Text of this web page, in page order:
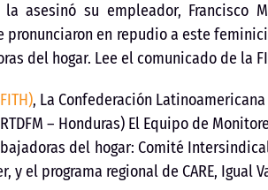
asesinó su empleador, Francisco
en repudio a este
del hogar. Lee el comunicado de la
, La Confederación Latinoamericana
– Honduras) El Equipo de
del hogar: Comité
el programa regional de CARE, Igual